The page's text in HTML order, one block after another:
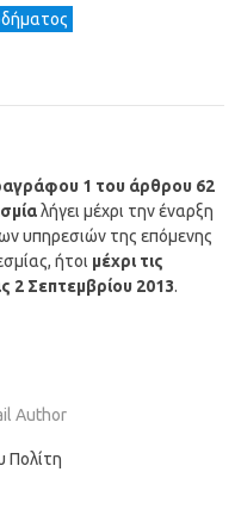
1 του άρθρου 62
λήγει μέχρι την έναρξη
υπηρεσιών της επόμενης
ήτοι μέχρι τις
2 Σεπτεμβρίου 2013.
Author
Πολίτη